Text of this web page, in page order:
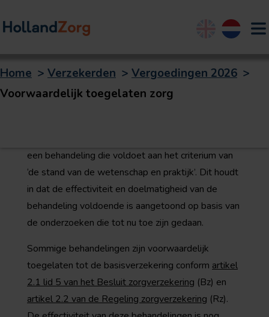
EnglishNederlands
Home > Verzekerden > Vergoedingen 2026 >
Voorwaardelijk toegelaten zorg
Voorwaardelijk
een behandeling die voldoet aan het criterium van
‘de stand van de wetenschap en praktijk’. Dit houdt
in dat de effectiviteit en doelmatigheid van de
behandeling voldoende is aangetoond op basis van
de onderzoeken die tot nu toe zijn gedaan.
Sommige behandelingen zijn voorwaardelijk
toegelaten tot de basisverzekering conform artikel
2.1 lid 5 van het Besluit zorgverzekering (Bz) en
artikel 2.2 van de Regeling zorgverzekering (Rz).